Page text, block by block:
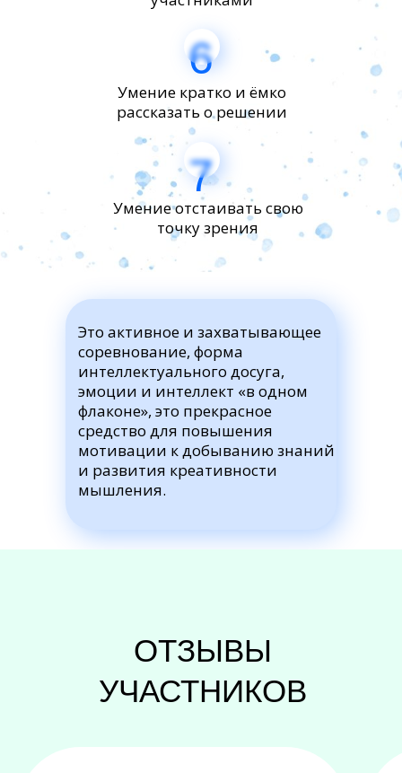
7
6
Умение отстаивать свою
точку зрения
Умение кратко и ёмко
рассказать о решении
Это активное и захватывающее
соревнование, форма
интеллектуального досуга,
эмоции и интеллект «в одном
флаконе», это прекрасное
средство для повышения
мотивации к добыванию знаний
и развития креативности
мышления.
ОТЗЫВЫ
УЧАСТНИКОВ